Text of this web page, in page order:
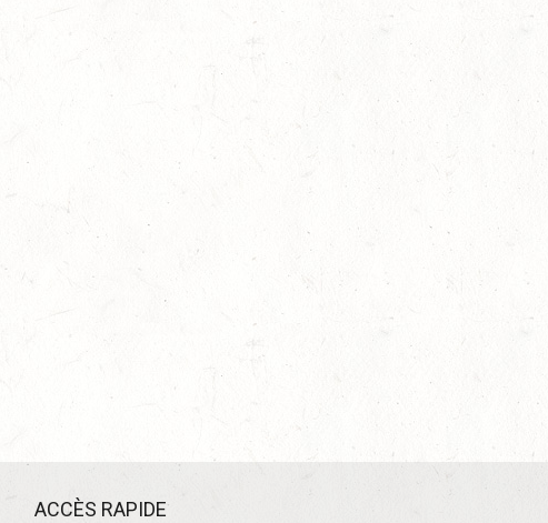
ACCÈS RAPIDE